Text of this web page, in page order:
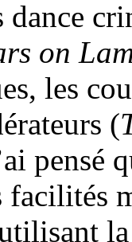
dance
on
les
(
pensé
facilités